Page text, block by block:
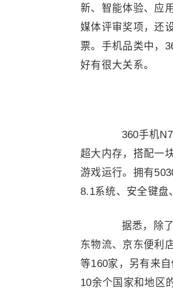
新、智能体验、应
媒体评审奖项，还
票。手机品类中，
好有很大关系。
360手机N7
超大内存，搭配一
游戏运行。拥有
8.1系统、安全键盘
据悉，除了
东物流、京东便利
等160家，另有来
10余个国家和地区